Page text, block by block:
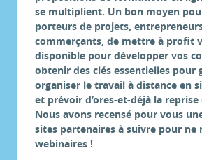
se multiplient. Un bon moyen
porteurs de projets,
commerçants, de mettre à profit
disponible pour développer vos
obtenir des clés essentielles pour
organiser le travail à distance en
et prévoir d’ores-et-déjà la reprise
Nous avons recensé pour vous
sites partenaires à suivre pour ne
webinaires !